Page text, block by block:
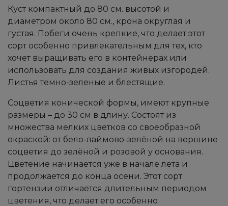
Куст компактный до 80 см. высотой и
диаметром около 80 см., крона округлая и
густая. Побеги очень крепкие, что делает этот
сорт особенно привлекательным для тех, кто
хочет выращивать его в контейнерах или
использовать для создания живых изгородей.
Листья темно-зеленые и блестящие.
Соцветия конической формы, имеют крупные
размеры – до 30 см в длину. Состоят из
множества мелких цветков со своеобразной
окраской: от бело-лаймово-зелёной на вершине
соцветия до зелёной и розовой у основания.
Цветение начинается уже в начале лета и
продолжается до конца осени. Этот сорт
гортензии отличается длительным периодом
цветения, что делает его особенно